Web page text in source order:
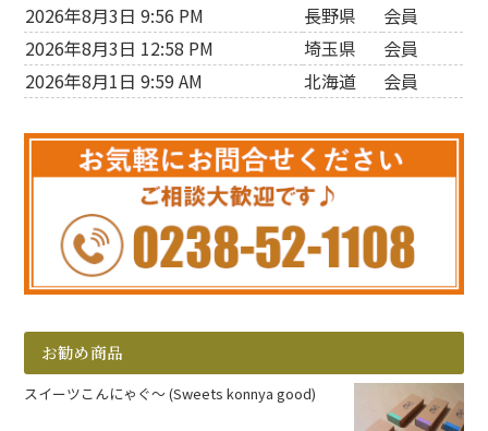
2026年8月3日 9:56 PM
長野県
会員
2026年8月3日 12:58 PM
埼玉県
会員
2026年8月1日 9:59 AM
北海道 会員
お勧め商品
スイーツこんにゃぐ～ (Sweets konnya good)